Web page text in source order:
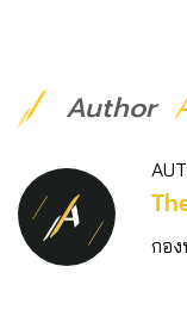
Author
กอ